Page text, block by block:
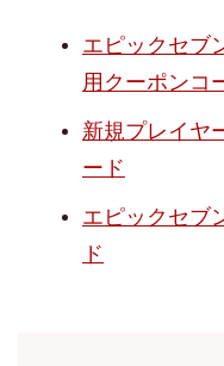
エピックセブ
用クーポンコ
新規プレイヤ
ード
エピックセブ
ド